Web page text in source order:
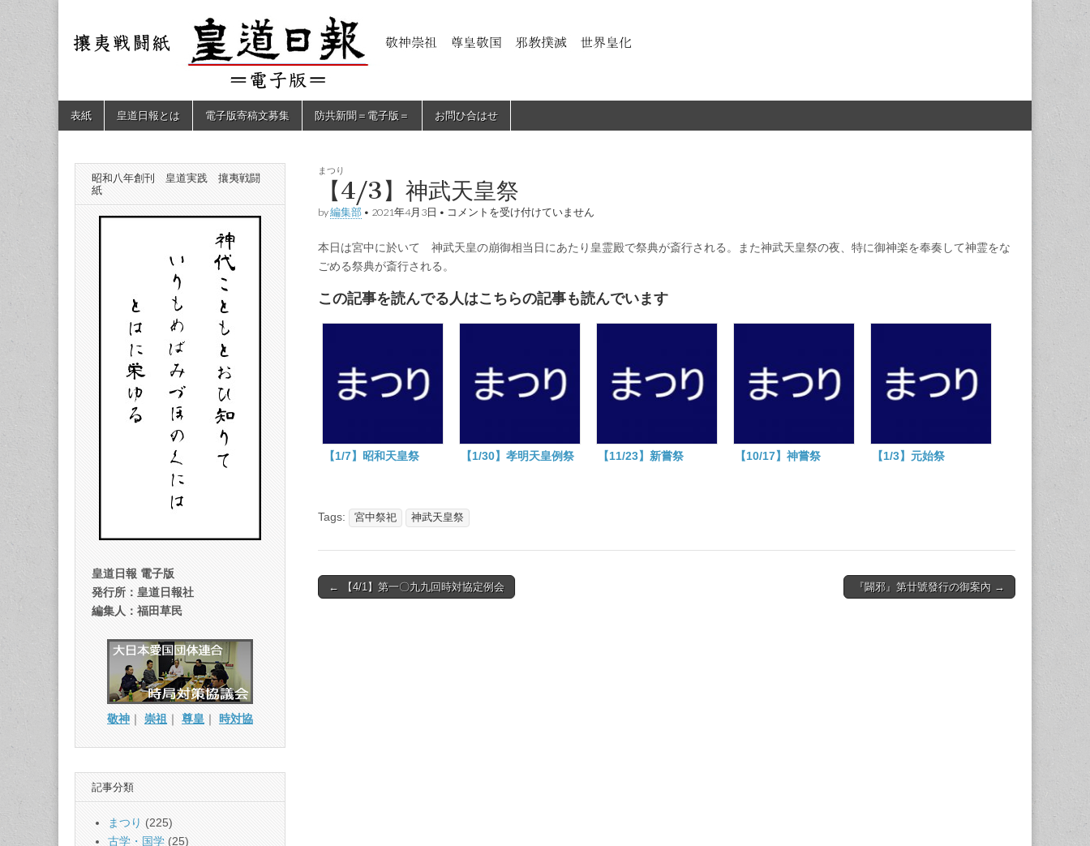
皇道
（防
共新
聞）
敬神
｜崇
祖｜
年創
刊
皇道
践
攘夷
戦闘
Main
menu
Skip
表紙 皇道日報とは 電子版寄稿文募集 防共新聞＝電子版＝ お問ひ合はせ
まつり
【4/3】神武天皇祭
by編集部 • 2021年4月3日 • 【4/3】
天
は
コメントを受け付けていません
本日は宮中に於いて 神武天皇の崩御相当日にあたり皇霊殿で祭典が斎行される。また神武天皇祭の夜、特に御神楽を奉奏して神霊をな
ごめる祭典が斎行される。
この記事を読んでる人はこちらの記事も読んでいます
【1/7】昭和天皇祭 【1/30】孝明天皇例祭 【11/23】新嘗祭 【10/17】神嘗祭 【1/3】元始祭
Tags: 宮中祭祀 神武天皇祭
Post
← 【4/1】第一〇九九回時対協定例会 『闢邪』第廿號發行の御案內 →
昭和八年創刊 皇道実践 攘夷戦闘
紙
皇道日報 電子版
発行所：皇道日報社
編集人：福田草民
敬神 ｜ 崇祖 ｜ 尊皇 ｜ 時対協
記事分類
まつり (225)
古学・国学 (25)